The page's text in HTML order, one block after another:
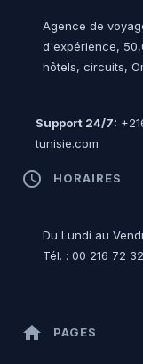
Agence de
d'expérience,
hôtels, circuits,
Support 24/7:
tunisie.com
access_time HORAIRES
Du Lundi au
Tél. : 00 216 72
home PAGES